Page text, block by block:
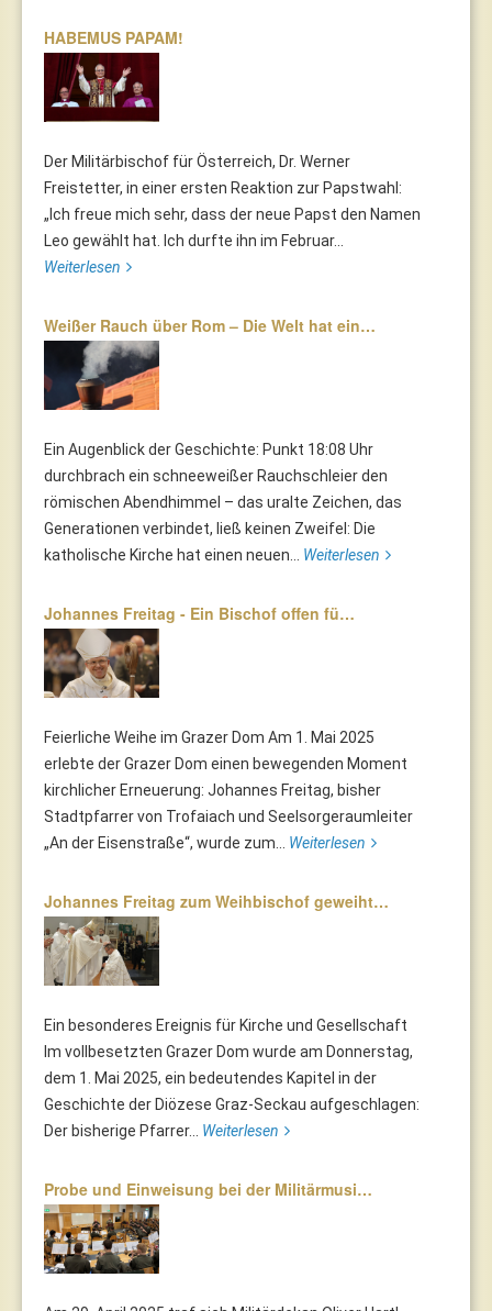
HABEMUS PAPAM!
Der Militärbischof für Österreich, Dr. Werner
Freistetter, in einer ersten Reaktion zur Papstwahl:
„Ich freue mich sehr, dass der neue Papst den Namen
Leo gewählt hat. Ich durfte ihn im Februar...
Weiterlesen
Weißer Rauch über Rom – Die Welt hat ein…
Ein Augenblick der Geschichte: Punkt 18:08 Uhr
durchbrach ein schneeweißer Rauchschleier den
römischen Abendhimmel – das uralte Zeichen, das
Generationen verbindet, ließ keinen Zweifel: Die
katholische Kirche hat einen neuen... Weiterlesen
Johannes Freitag - Ein Bischof offen fü…
Feierliche Weihe im Grazer Dom Am 1. Mai 2025
erlebte der Grazer Dom einen bewegenden Moment
kirchlicher Erneuerung: Johannes Freitag, bisher
Stadtpfarrer von Trofaiach und Seelsorgeraumleiter
„An der Eisenstraße“, wurde zum... Weiterlesen
Johannes Freitag zum Weihbischof geweiht…
Ein besonderes Ereignis für Kirche und Gesellschaft
Im vollbesetzten Grazer Dom wurde am Donnerstag,
dem 1. Mai 2025, ein bedeutendes Kapitel in der
Geschichte der Diözese Graz-Seckau aufgeschlagen:
Der bisherige Pfarrer... Weiterlesen
Probe und Einweisung bei der Militärmusi…